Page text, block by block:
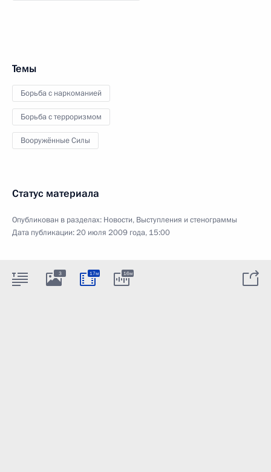
Темы
Борьба с наркоманией
Борьба с терроризмом
Вооружённые Силы
Статус материала
Опубликован в разделах: Новости, Выступления и стенограммы
Дата публикации:20 июля 2009 года, 15:00
3 17м 16м